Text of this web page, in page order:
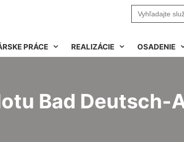
Search
for:
PRÁCE REALIZÁCIE OSADENIE
Bad Deutsch-